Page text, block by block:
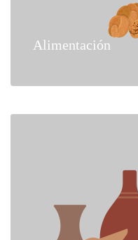
Alimentación